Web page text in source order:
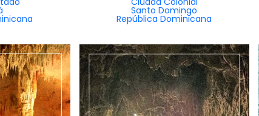
Santo Domingo
República Dominicana